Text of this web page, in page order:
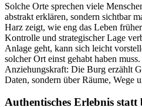
Solche Orte sprechen viele
abstrakt erklären, sondern sichtbar
Harz zeigt, wie eng das Leben
Kontrolle und strategischer Lage
Anlage geht, kann sich leicht
solcher Ort einst gehabt haben
Anziehungskraft: Die Burg erzählt
Daten, sondern über Räume, Wege
Authentisches Erlebnis statt